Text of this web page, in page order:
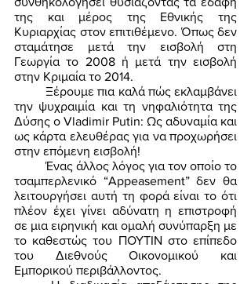
της και μέρος της Εθνικής της
Κυριαρχίας στον επιτιθέμενο. Όπως δεν
σταμάτησε μετά την εισβολή στη
Γεωργία το 2008 ή μετά την εισβολή
στην Κριμαία το 2014.
	Ξέρουμε πια καλά πώς εκλαμβάνει
την ψυχραιμία και τη νηφαλιότητα της
Δύσης ο Vladimir Putin: Ως αδυναμία και
ως κάρτα ελευθέρας για να προχωρήσει
στην επόμενη εισβολή!
	Ένας άλλος λόγος για τον οποίο το
τσαμπερλενικό “Appeasement” δεν θα
λειτουργήσει αυτή τη φορά είναι το ότι
πλέον έχει γίνει αδύνατη η επιστροφή
σε μια ειρηνική και ομαλή συνύπαρξη με
το καθεστώς του ΠΟΥΤΙΝ στο επίπεδο
του Διεθνούς Οικονομικού και
Εμπορικού περιβάλλοντος.